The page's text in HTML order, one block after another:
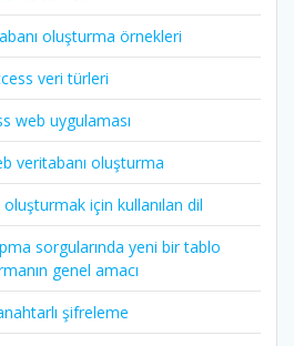
oluşturma örnekleri
veri türleri
web uygulaması
veritabanı oluşturma
için kullanılan dil
sorgularında yeni bir tablo
genel amacı
şifreleme